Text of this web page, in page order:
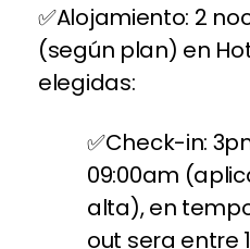
Alojamiento: 2
(según plan) en
elegidas:
Check-in:
09:00am
alta), en
out sera entre